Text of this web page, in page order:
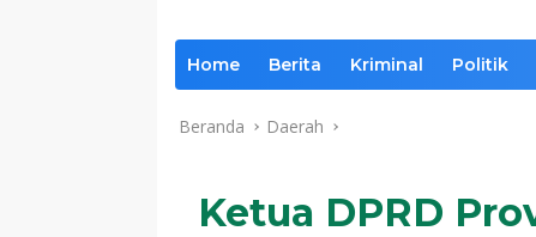
Home Berita Kriminal Politik
Beranda Daerah
Ketua DPRD